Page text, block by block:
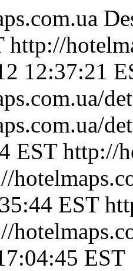
http://
12:37:21
EST http://
EST
EST